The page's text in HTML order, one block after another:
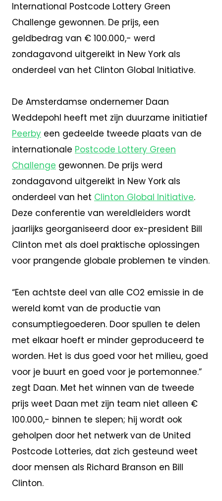
International Postcode Lottery Green
Challenge gewonnen. De prijs, een
geldbedrag van € 100.000,- werd
zondagavond uitgereikt in New York als
onderdeel van het Clinton Global Initiative.
De Amsterdamse ondernemer Daan
Weddepohl heeft met zijn duurzame initiatief
Peerby een gedeelde tweede plaats van de
internationale Postcode Lottery Green
Challenge gewonnen. De prijs werd
zondagavond uitgereikt in New York als
onderdeel van het Clinton Global Initiative.
Deze conferentie van wereldleiders wordt
jaarlijks georganiseerd door ex-president Bill
Clinton met als doel praktische oplossingen
voor prangende globale problemen te vinden.
“Een achtste deel van alle CO2 emissie in de
wereld komt van de productie van
consumptiegoederen. Door spullen te delen
met elkaar hoeft er minder geproduceerd te
worden. Het is dus goed voor het milieu, goed
voor je buurt en goed voor je portemonnee.”
zegt Daan. Met het winnen van de tweede
prijs weet Daan met zijn team niet alleen €
100.000,- binnen te slepen; hij wordt ook
geholpen door het netwerk van de United
Postcode Lotteries, dat zich gesteund weet
door mensen als Richard Branson en Bill
Clinton.